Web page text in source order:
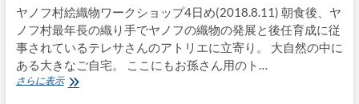
さ
ん
ヤノフ村絵織物ワークショップ4日め(2018.8.11) 朝食後、ヤ
ノフ村最年長の織り手でヤノフの織物の発展と後任育成に従
事されているテレサさんのアトリエに立寄り。 大自然の中に
ある大きなご自宅。 ここにもお孫さん用のト…
さらに表示ポ